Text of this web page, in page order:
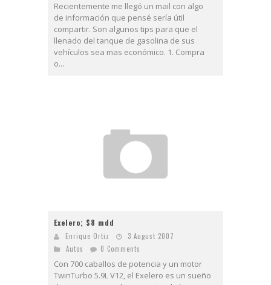
Recientemente me llegó un mail con algo
de información que pensé sería útil
compartir. Son algunos tips para que el
llenado del tanque de gasolina de sus
vehículos sea mas económico. 1. Compra
o...
Exelero; $8 mdd
Enrique Ortiz
3 August 2007
Autos
0 Comments
Con 700 caballos de potencia y un motor
TwinTurbo 5.9L V12, el Exelero es un sueño